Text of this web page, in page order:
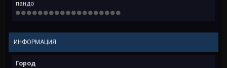
пандо
ИНФОРМАЦИЯ
Город